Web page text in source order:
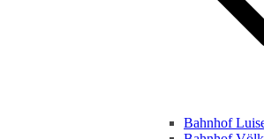
Bahnhof